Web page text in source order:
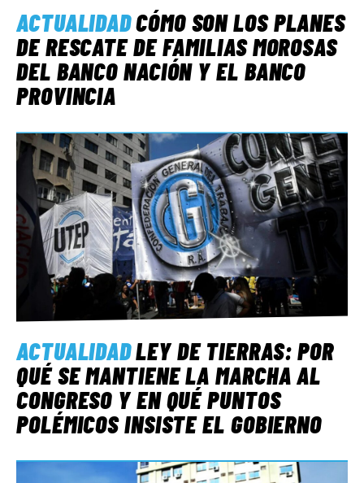
ACTUALIDADCÓMO SON LOS PLANES
DE RESCATE DE FAMILIAS MOROSAS
DEL BANCO NACIÓN Y EL BANCO
PROVINCIA
ACTUALIDADLEY DE TIERRAS: POR
QUÉ SE MANTIENE LA MARCHA AL
CONGRESO Y EN QUÉ PUNTOS
POLÉMICOS INSISTE EL GOBIERNO